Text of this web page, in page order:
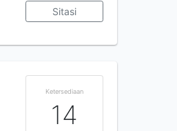
Sitasi
Ketersediaan
14